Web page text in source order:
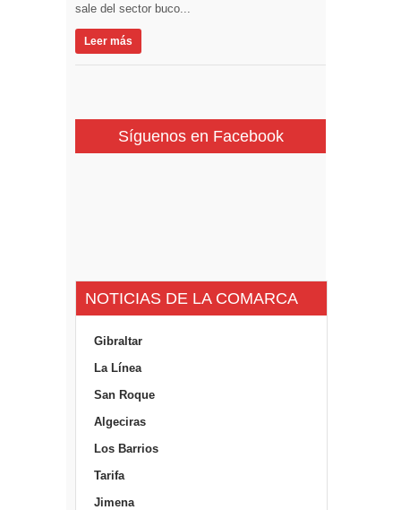
sale del sector buco...
Leer más
Síguenos en Facebook
NOTICIAS DE LA COMARCA
Gibraltar
La Línea
San Roque
Algeciras
Los Barrios
Tarifa
Jimena